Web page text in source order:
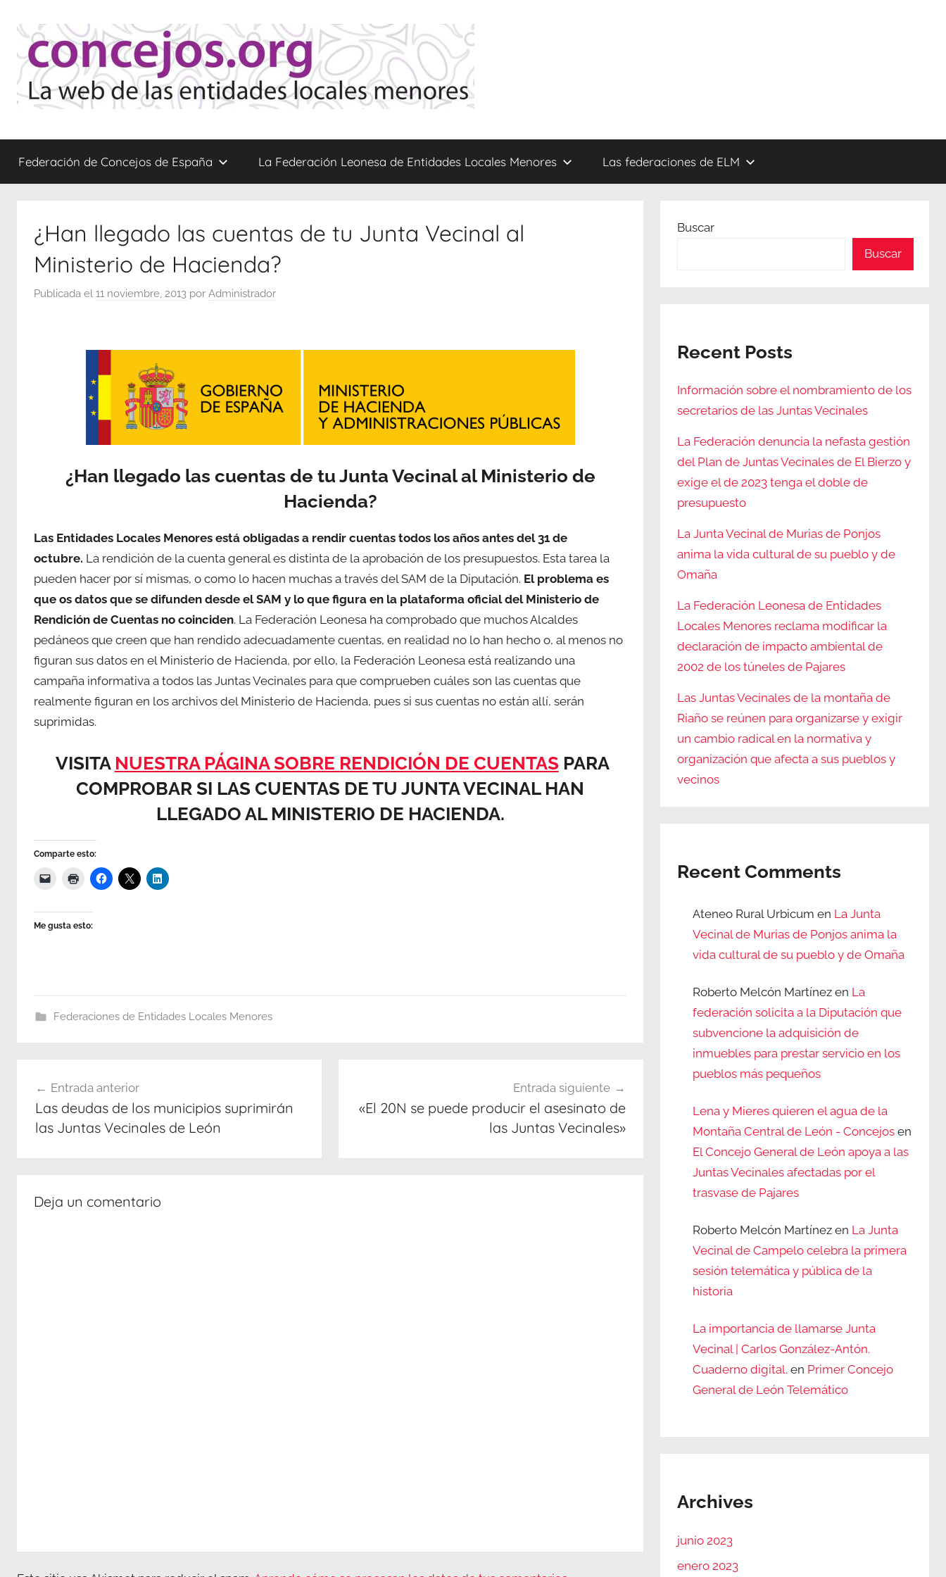
contenido
Concejos
web
de
Menores
Federación de Concejos de España La Federación Leonesa de Entidades Locales Menores Las federaciones de ELM
¿Han llegado las cuentas de tu Junta Vecinal al
Ministerio de Hacienda?
Publicada el 11 noviembre, 2013 por Administrador
¿Han llegado las cuentas de tu Junta Vecinal al Ministerio de
Hacienda?
Las Entidades Locales Menores está obligadas a rendir cuentas todos los años antes del 31 de
octubre. La rendición de la cuenta general es distinta de la aprobación de los presupuestos. Esta tarea la
pueden hacer por sí mismas, o como lo hacen muchas a través del SAM de la Diputación. El problema es
que os datos que se difunden desde el SAM y lo que figura en la plataforma oficial del Ministerio de
Rendición de Cuentas no coinciden. La Federación Leonesa ha comprobado que muchos Alcaldes
pedáneos que creen que han rendido adecuadamente cuentas, en realidad no lo han hecho o, al menos no
figuran sus datos en el Ministerio de Hacienda, por ello, la Federación Leonesa está realizando una
campaña informativa a todos las Juntas Vecinales para que comprueben cuáles son las cuentas que
realmente figuran en los archivos del Ministerio de Hacienda, pues si sus cuentas no están allí, serán
suprimidas.
VISITA NUESTRA PÁGINA SOBRE RENDICIÓN DE CUENTASPARA
COMPROBAR SI LAS CUENTAS DE TU JUNTA VECINAL HAN
LLEGADO AL MINISTERIO DE HACIENDA.
Comparte esto:
Me gusta esto:
Federaciones de Entidades Locales Menores
de
entradas
Entrada anterior
Las deudas de los municipios suprimirán
las Juntas Vecinales de León
Entrada siguiente
«El 20N se puede producir el asesinato de
las Juntas Vecinales»
Deja un comentario
Buscar
Buscar
Recent Posts
Información sobre el nombramiento de los
secretarios de las Juntas Vecinales
La Federación denuncia la nefasta gestión
del Plan de Juntas Vecinales de El Bierzo y
exige el de 2023 tenga el doble de
presupuesto
La Junta Vecinal de Murias de Ponjos
anima la vida cultural de su pueblo y de
Omaña
La Federación Leonesa de Entidades
Locales Menores reclama modificar la
declaración de impacto ambiental de
2002 de los túneles de Pajares
Las Juntas Vecinales de la montaña de
Riaño se reúnen para organizarse y exigir
un cambio radical en la normativa y
organización que afecta a sus pueblos y
vecinos
Recent Comments
Ateneo Rural Urbicum en La Junta
Vecinal de Murias de Ponjos anima la
vida cultural de su pueblo y de Omaña
Roberto Melcón Martínezen La
federación solicita a la Diputación que
subvencione la adquisición de
inmuebles para prestar servicio en los
pueblos más pequeños
Lena y Mieres quieren el agua de la
Montaña Central de León - Concejosen
El Concejo General de León apoya a las
Juntas Vecinales afectadas por el
trasvase de Pajares
Roberto Melcón Martínezen La Junta
Vecinal de Campelo celebra la primera
sesión telemática y pública de la
historia
La importancia de llamarse Junta
Vecinal | Carlos González-Antón.
Cuaderno digital. en Primer Concejo
General de León Telemático
Archives
junio 2023
enero 2023